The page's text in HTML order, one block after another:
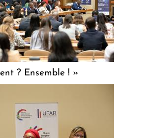
? Ensemble ! »